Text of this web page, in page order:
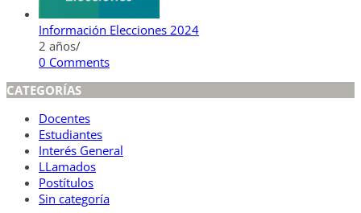
Información Elecciones 2024
2 años/
0 Comments
CATEGORÍAS
Docentes
Estudiantes
Interés General
LLamados
Postítulos
Sin categoría